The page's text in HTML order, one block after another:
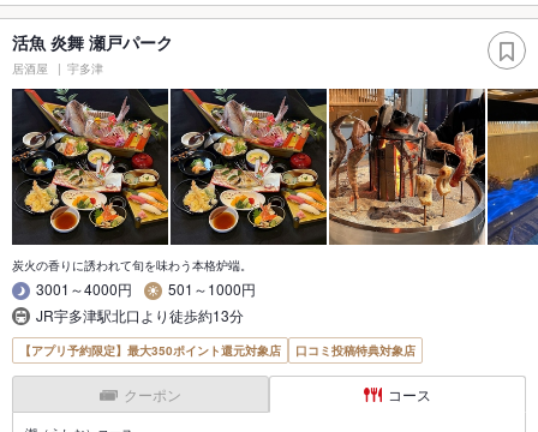
活魚 炎舞 瀬戸パーク
居酒屋 宇多津
炭火の香りに誘われて旬を味わう本格炉端。
3001～4000円
501～1000円
JR宇多津駅北口より徒歩約13分
【アプリ予約限定】最大350ポイント還元対象店 口コミ投稿特典対象店
クーポン コース